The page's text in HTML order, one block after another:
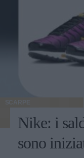
SCARPE
Nike: i
sono